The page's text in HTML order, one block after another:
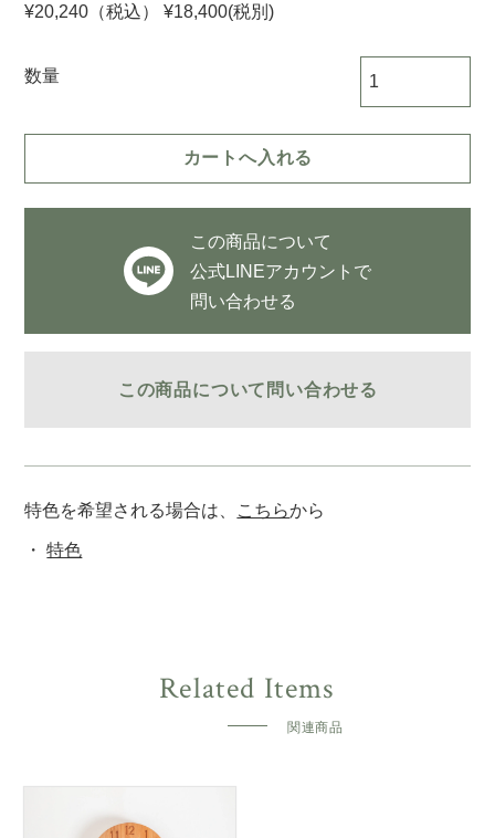
¥20,240 （税込） ¥18,400(税別)
数量
この商品について
公式LINEアカウントで
問い合わせる
この商品について問い合わせる
特色を希望される場合は、 こちらから
特色
関連商品